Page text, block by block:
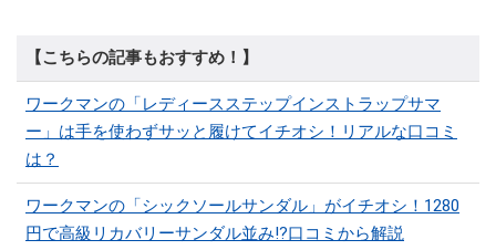
【こちらの記事もおすすめ！】
ワークマンの「レディースステップインストラップサマ
ー」は手を使わずサッと履けてイチオシ！リアルな口コミ
は？
ワークマンの「シックソールサンダル」がイチオシ！1280
円で高級リカバリーサンダル並み!?口コミから解説